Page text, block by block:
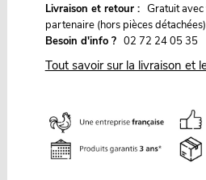
Livraison et retour : Gratuit
partenaire (hors pièces détachées)
Besoin d'info ? 02 72 24 05 35
Tout savoir sur la livraison et